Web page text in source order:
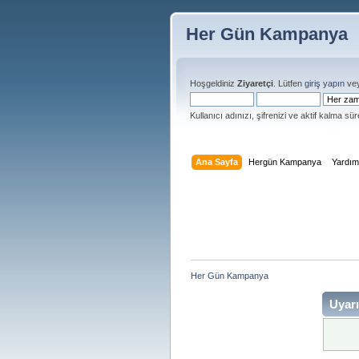
Her Gün Kampanya
Hoşgeldiniz Ziyaretçi . Lütfen giriş yapın
Kullanıcı adınızı, şifrenizi ve aktif kalma
Ana Sayfa Hergün Kampanya Yardım
Her Gün Kampanya